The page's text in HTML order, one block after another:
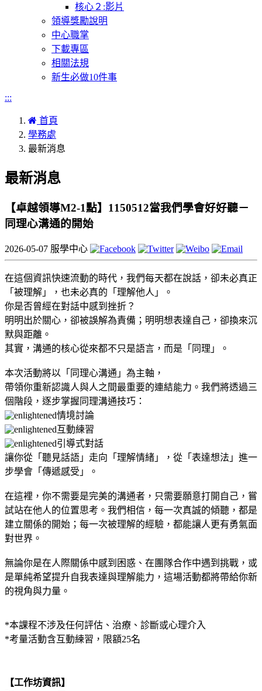
核心２:影片
領導獎勵說明
中心職掌
下載專區
相關法規
新生必做10件事
:::
首頁
學務處
最新消息
最新消息
【卓越領導M2-1點】1150512當我們學會好好聽－
同理心溝通的開始
2026-05-07 服學中心
在這個資訊快速流動的時代，我們每天都在說話，卻未必真正
「被理解」，也未必真的「理解他人」。
你是否曾經在對話中感到挫折？
明明出於關心，卻被誤解為責備；明明想表達自己，卻換來沉
默與距離。
其實，溝通的核心從來都不只是語言，而是「同理」。
本次活動將以「同理心溝通」為主軸，
帶領你重新認識人與人之間最重要的連結能力。我們將透過三
個階段，逐步掌握同理溝通技巧：
情境討論
互動練習
引導式對話
讓你從「聽見話語」走向「理解情緒」，從「表達想法」進一
步學會「傳遞感受」。
在這裡，你不需要是完美的溝通者，只需要願意打開自己，嘗
試站在他人的位置思考。我們相信，每一次真誠的傾聽，都是
建立關係的開始；每一次被理解的經驗，都能讓人更有勇氣面
對世界。
無論你是在人際關係中感到困惑、在團隊合作中遇到挑戰，或
是單純希望提升自我表達與理解能力，這場活動都將帶給你新
的視角與力量。
*本課程不涉及任何評估、治療、診斷或心理介入
*考量活動含互動練習，限額25名
【工作坊資訊】